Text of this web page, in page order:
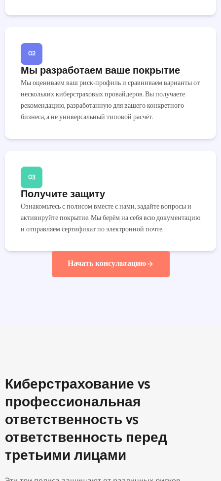
02
Мы разработаем ваше покрытие
Мы оцениваем ваш риск-профиль и сравниваем варианты от
нескольких киберстраховых провайдеров. Вы получаете
рекомендацию, разработанную для вашего конкретного
бизнеса, а не универсальный типовой расчёт.
03
Получите защиту
Ознакомьтесь с полисом вместе с нами, задайте вопросы и
активируйте покрытие. Мы берём на себя всю документацию
и отправляем сертификат по электронной почте.
Начать консультацию
Киберстрахование vs
профессиональная
ответственность vs
ответственность перед
третьими лицами